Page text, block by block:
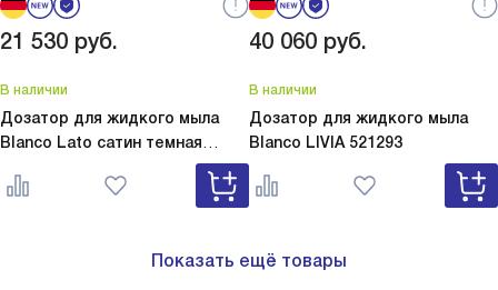
21 530 руб.
В наличии
Дозатор для жидкого мыла
Blanco Lato сатин темная
Lato сатин темная сталь
527743
40 060 руб.
В наличии
Дозатор для жидкого мыла
Blanco LIVIA 521293
Показать ещё товары